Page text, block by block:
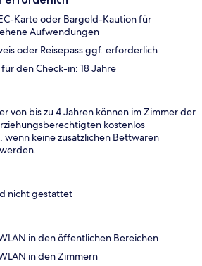
Karte oder Bargeld-Kaution für
Aufwendungen
oder Reisepass ggf. erforderlich
den Check-in: 18 Jahre
von bis zu 4 Jahren können im Zimmer der
kostenlos
wenn keine zusätzlichen Bettwaren
nicht gestattet
in den öffentlichen Bereichen
in den Zimmern